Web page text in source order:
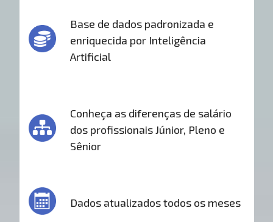
Base de dados padronizada e
enriquecida por Inteligência
Artificial
Conheça as diferenças de salário
dos profissionais Júnior, Pleno e
Sênior
Dados atualizados todos os meses